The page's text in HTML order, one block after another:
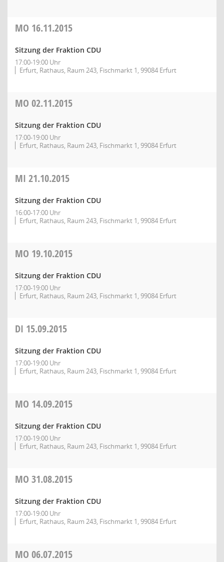
MO 16.11.2015
Sitzung der Fraktion CDU
17:00-19:00 Uhr
Erfurt, Rathaus, Raum 243, Fischmarkt 1, 99084 Erfurt
MO 02.11.2015
Sitzung der Fraktion CDU
17:00-19:00 Uhr
Erfurt, Rathaus, Raum 243, Fischmarkt 1, 99084 Erfurt
MI 21.10.2015
Sitzung der Fraktion CDU
16:00-17:00 Uhr
Erfurt, Rathaus, Raum 243, Fischmarkt 1, 99084 Erfurt
MO 19.10.2015
Sitzung der Fraktion CDU
17:00-19:00 Uhr
Erfurt, Rathaus, Raum 243, Fischmarkt 1, 99084 Erfurt
DI 15.09.2015
Sitzung der Fraktion CDU
17:00-19:00 Uhr
Erfurt, Rathaus, Raum 243, Fischmarkt 1, 99084 Erfurt
MO 14.09.2015
Sitzung der Fraktion CDU
17:00-19:00 Uhr
Erfurt, Rathaus, Raum 243, Fischmarkt 1, 99084 Erfurt
MO 31.08.2015
Sitzung der Fraktion CDU
17:00-19:00 Uhr
Erfurt, Rathaus, Raum 243, Fischmarkt 1, 99084 Erfurt
MO 06.07.2015